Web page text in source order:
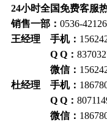
24小时全国免费客服
销售一部： 0536-
王经理 手机：
Q Q：
微信：
杜经理 手机：
Q Q：
微信：